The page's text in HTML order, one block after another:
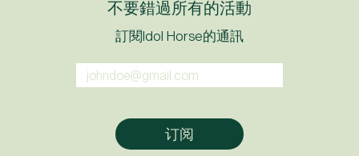
不要錯過所有的活動
訂閱Idol Horse的通訊